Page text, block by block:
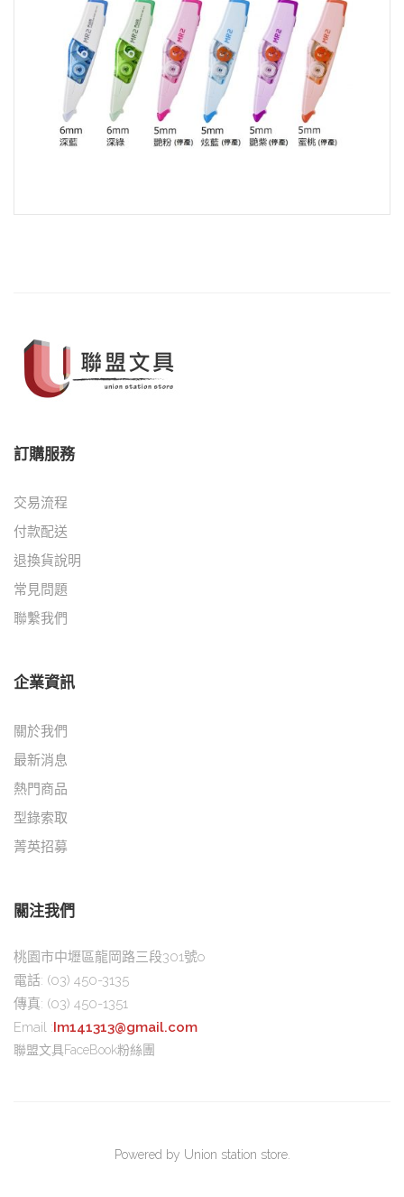
訂購服務
交易流程
付款配送
退換貨說明
常見問題
聯繫我們
企業資訊
關於我們
最新消息
熱門商品
型錄索取
菁英招募
關注我們
桃園市中壢區龍岡路三段301號o
電話: (03) 450-3135
傳真: (03) 450-1351
Email : Im141313@gmail.com
聯盟文具FaceBook粉絲團
Powered by Union station store.